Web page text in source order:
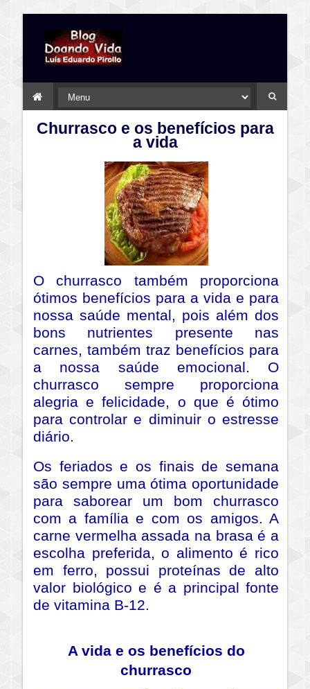
Churrasco e os benefícios para
a vida
O churrasco também proporciona
ótimos benefícios para a vida e para
nossa saúde mental, pois além dos
bons nutrientes presente nas
carnes, também traz benefícios para
a nossa saúde emocional. O
churrasco sempre proporciona
alegria e felicidade, o que é ótimo
para controlar e diminuir o estresse
diário.
Os feriados e os finais de semana
são sempre uma ótima oportunidade
para saborear um bom churrasco
com a família e com os amigos. A
carne vermelha assada na brasa é a
escolha preferida, o alimento é rico
em ferro, possui proteínas de alto
valor biológico e é a principal fonte
de vitamina B-12.
A vida e os benefícios do
churrasco